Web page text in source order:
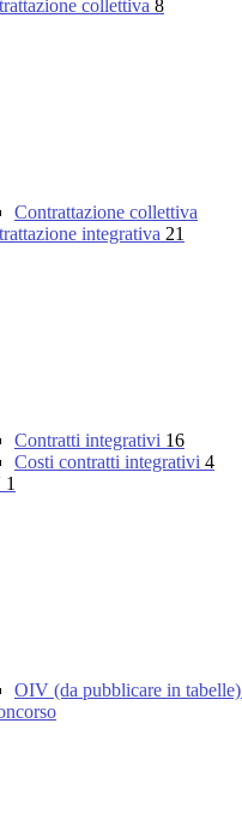
collettiva 8
Contrattazione collettiva
integrativa 21
Contratti integrativi 16
Costi contratti integrativi 4
1
OIV (da pubblicare in tabelle)